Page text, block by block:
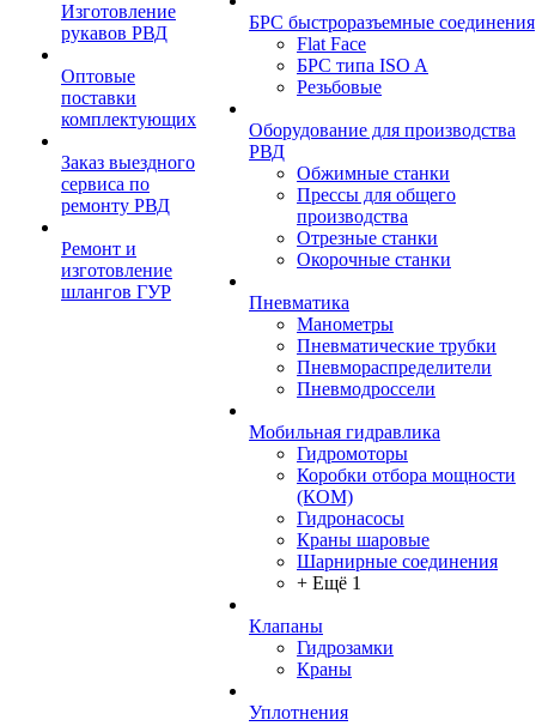
Изготовление
рукавов РВД
Оптовые
поставки
комплектующих
Заказ выездного
сервиса по
ремонту РВД
Ремонт и
изготовление
шлангов ГУР
БРС быстроразъемные соединения
Flat Face
БРС типа ISO A
Резьбовые
Оборудование для производства
РВД
Обжимные станки
Прессы для общего
производства
Отрезные станки
Окорочные станки
Пневматика
Манометры
Пневматические трубки
Пневмораспределители
Пневмодроссели
Мобильная гидравлика
Гидромоторы
Коробки отбора мощности
(КОМ)
Гидронасосы
Краны шаровые
Шарнирные соединения
+ Ещё 1
Клапаны
Гидрозамки
Краны
Уплотнения